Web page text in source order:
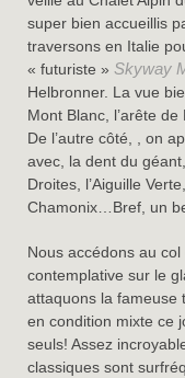
super bien accueillis
traversons en Italie
« futuriste »Skyway
Helbronner. La vue
Mont Blanc, l’arête
De l’autre côté, , on
avec, la dent du
Droites, l’Aiguille
Chamonix…Bref, un
Nous accédons au
contemplative sur le
attaquons la fameuse
en condition mixte ce
seuls! Assez
classiques sont